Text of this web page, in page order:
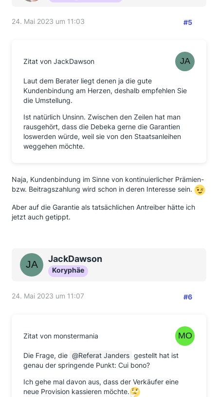
24. Mai 2023 um 11:03 #5
Zitat von JackDawson
Laut dem Berater liegt denen ja die gute
Kundenbindung am Herzen, deshalb empfehlen Sie
die Umstellung.
Ist natürlich Unsinn. Zwischen den Zeilen hat man
rausgehört, dass die Debeka gerne die Garantien
loswerden würde, weil sie von den Staatsanleihen
weggehen möchte.
Naja, Kundenbindung im Sinne von kontinuierlicher Prämien-
bzw. Beitragszahlung wird schon in deren Interesse sein.
Aber auf die Garantie als tatsächlichen Antreiber hätte ich
jetzt auch getippt.
JackDawson
Koryphäe
24. Mai 2023 um 11:07 #6
Zitat von monstermania
Die Frage, die Referat Janders gestellt hat ist
genau der springende Punkt: Cui bono?
Ich gehe mal davon aus, dass der Verkäufer eine
neue Provision kassieren möchte.